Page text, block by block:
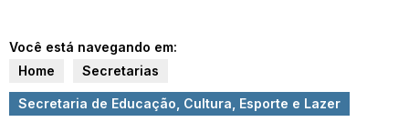
Você está navegando em:
Home
Secretarias
Secretaria de Educação, Cultura, Esporte e Lazer